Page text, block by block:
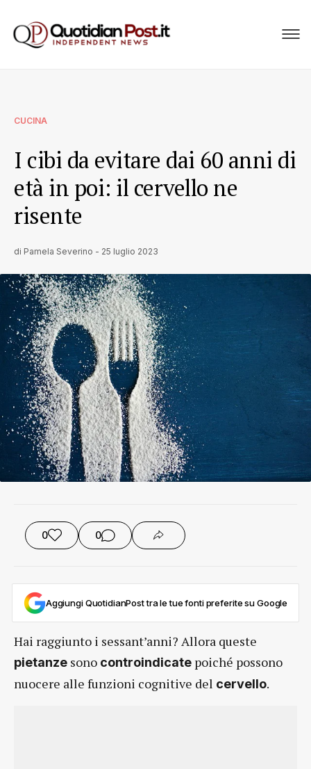
CUCINA
I cibi da evitare dai 60 anni di
età in poi: il cervello ne
risente
di Pamela Severino - 25 luglio 2023
0 0
Aggiungi QuotidianPost tra le tue fonti preferite su Google
Hai raggiunto i sessant’anni? Allora queste
pietanze sono controindicate poiché possono
nuocere alle funzioni cognitive del cervello.